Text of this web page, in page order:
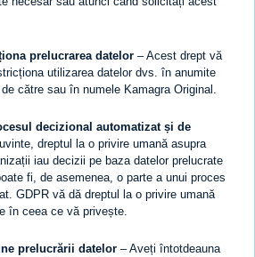
prelucrarea datelor – Acest drept vă
utilizarea datelor dvs. în anumite
către sau în numele Kamagra Original.
decizional automatizat și de
dreptul la o privire umană asupra
iau decizii pe baza datelor prelucrate
fi, de asemenea, o parte a unui proces
GDPR vă dă dreptul la o privire umană
în ceea ce vă privește.
prelucrării datelor – Aveți întotdeauna